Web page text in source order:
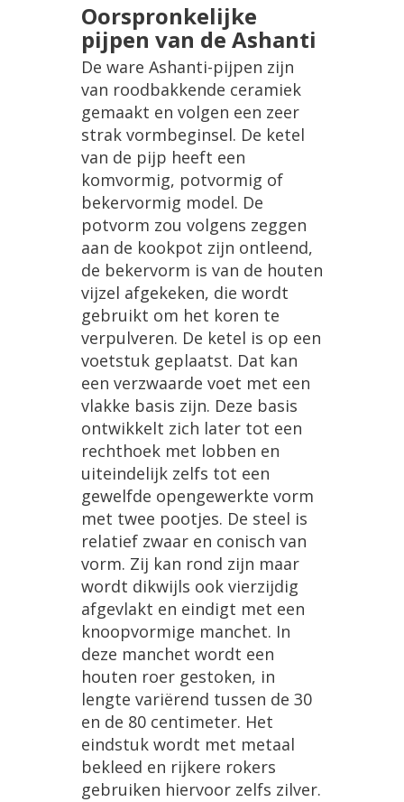
Oorspronkelijke
pijpen van deAshanti
De ware Ashanti-pijpen zijn
van roodbakkende ceramiek
gemaakt en volgen een zeer
strak vormbeginsel. De ketel
van de pijp heeft een
komvormig, potvormig of
bekervormig model. De
potvorm zou volgens zeggen
aan de kookpot zijn ontleend,
de bekervorm is van de houten
vijzel afgekeken, die wordt
gebruikt om het koren te
verpulveren. De ketel is op een
voetstuk geplaatst. Dat kan
een verzwaarde voet met een
vlakke basis zijn. Deze basis
ontwikkelt zich later tot een
rechthoek met lobben en
uiteindelijk zelfs tot een
gewelfde opengewerkte vorm
met twee pootjes. De steel is
relatief zwaar en conisch van
vorm. Zij kan rond zijn maar
wordt dikwijls ook vierzijdig
afgevlakt en eindigt met een
knoopvormige manchet. In
deze manchet wordt een
houten roer gestoken, in
lengte variërend tussen de 30
en de 80 centimeter. Het
eindstuk wordt met metaal
bekleed en rijkere rokers
gebruiken hiervoor zelfs zilver.